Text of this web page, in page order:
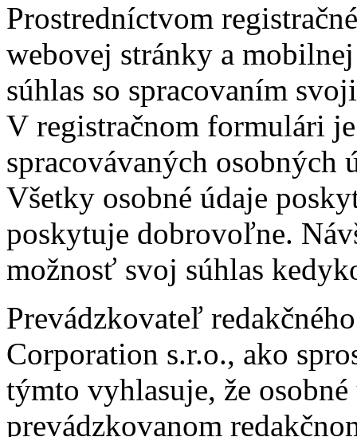
Prostredníctvom
webovej stránky a
súhlas so spracovaním
V registračnom formulári
spracovávaných osobných
Všetky osobné údaje
poskytuje dobrovoľne.
možnosť svoj súhlas
Prevádzkovateľ
Corporation s.r.o., ako
týmto vyhlasuje, že
prevádzkovanom